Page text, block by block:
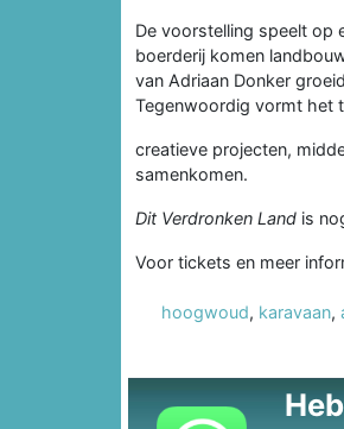
De voorstelling speelt op
boerderij komen
van Adriaan Donker
Tegenwoordig vormt het
creatieve projecten,
samenkomen.
Dit Verdronken Land is
Voor tickets en meer
hoogwoud, karavaan,